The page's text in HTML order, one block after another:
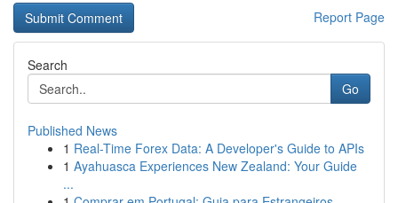
Report Page
Search
Go
Published News
1 Real-Time Forex Data: A Developer's Guide to APIs
1 Ayahuasca Experiences New Zealand: Your Guide
...